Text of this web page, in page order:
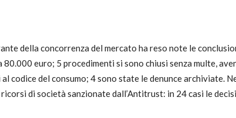
della concorrenza del mercato ha reso note le
euro; 5 procedimenti si sono chiusi senza multe,
codice del consumo; 4 sono state le denunce archiviate.
di società sanzionate dall’Antitrust: in 24 casi le